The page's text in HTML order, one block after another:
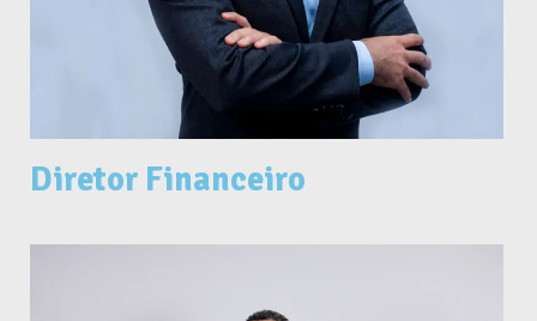
Diretor Financeiro